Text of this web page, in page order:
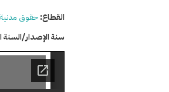
القطاع:حقوق
سنة الإصدار/السنة